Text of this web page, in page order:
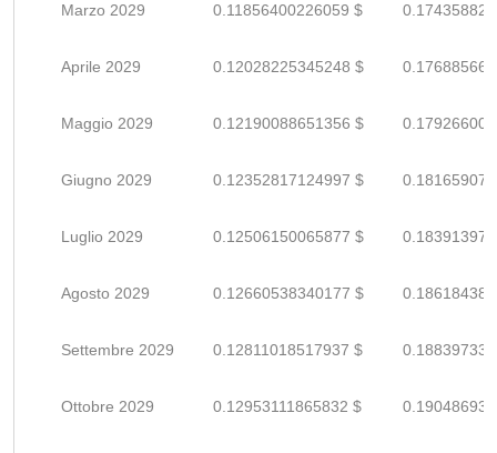
Marzo 2029 0.11856400226059 $
Aprile 2029 0.12028225345248 $
Maggio 2029 0.12190088651356 $
Giugno 2029 0.12352817124997 $
Luglio 2029 0.12506150065877 $
Agosto 2029 0.12660538340177 $
Settembre 2029 0.12811018517937 $
Ottobre 2029 0.12953111865832 $